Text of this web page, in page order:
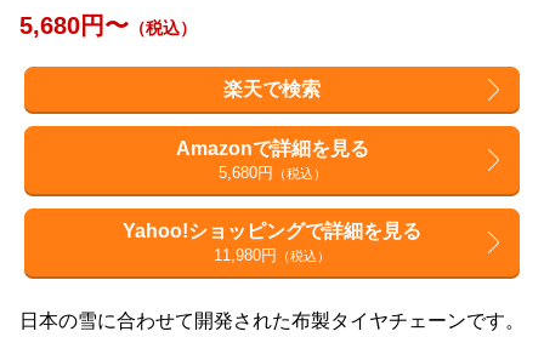
5,680円〜 （税込）
楽天で検索
Amazonで詳細を見る
5,680円 （税込）
Yahoo!ショッピングで詳細を見る
11,980円 （税込）
日本の雪に合わせて開発された布製タイヤチェーンです。